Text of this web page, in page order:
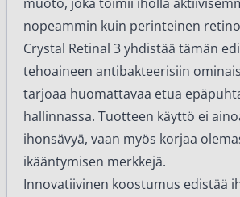
nopeammin kuin perinteinen
Crystal Retinal 3 yhdistää tämän
tehoaineen antibakteerisiin
tarjoaa huomattavaa etua
hallinnassa. Tuotteen käyttö ei
ihonsävyä, vaan myös korjaa
ikääntymisen merkkejä.
Innovatiivinen koostumus edistää